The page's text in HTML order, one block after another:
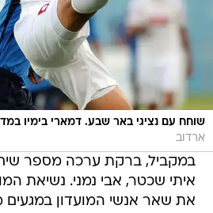
שוחח עם נציגי באר שבע. דמארי בימיו
ארדוב
במקביל, ברקת ערכה מספר
איתי שכטר, אבי נמני. נשיאת
את שאר אנשי המועדון במגעים